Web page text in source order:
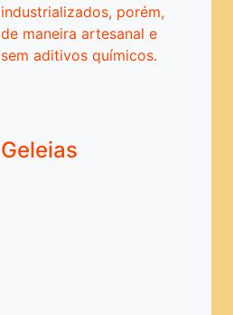
industrializados, porém,
de maneira artesanal e
sem aditivos químicos.
Geleias